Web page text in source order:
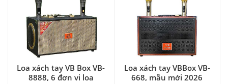
Loa xách tay VB Box VB-
8888, 6 đơn vị loa
Loa xách tay VBBox VB-
668, mẫu mới 2026